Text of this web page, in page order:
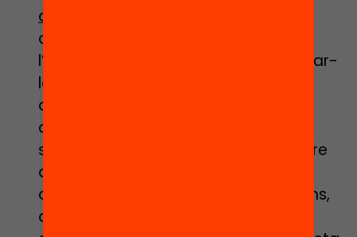
aprenentatges
confinament, posant l’èmfasi en
l’aprendre a aprendre, per tal d’ajudar-
los a desenvolupar l’autonomia,
acompanyar-los a cercar maneres
creatives d’aprendre i de fer servir el
seu temps, a organitzar-se, a prendre
decisions i ser responsable de les
conseqüències de les seves decisions,
a preguntar-se què podrien fer pels